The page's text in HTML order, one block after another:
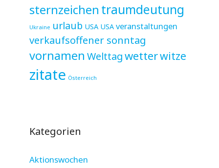
sternzeichen traumdeutung
Ukraine urlaub USA USA veranstaltungen
verkaufsoffener sonntag
vornamen Welttagwetterwitze
zitate Österreich
Kategorien
Aktionswochen